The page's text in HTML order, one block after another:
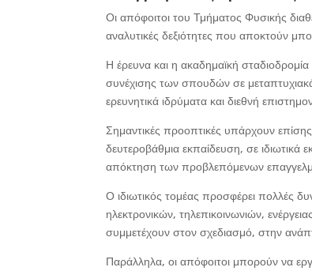
Οι απόφοιτοι του Τμήματος Φυσικής
αναλυτικές δεξιότητες που αποκτούν
Η έρευνα και η ακαδημαϊκή
συνέχισης των σπουδών σε
ερευνητικά ιδρύματα και διεθνή
Σημαντικές προοπτικές υπάρχουν
δευτεροβάθμια εκπαίδευση, σε ιδιωτικά
απόκτηση των προβλεπόμενων
Ο ιδιωτικός τομέας προσφέρει πολλές
ηλεκτρονικών, τηλεπικοινωνιών,
συμμετέχουν στον σχεδιασμό, στην
Παράλληλα, οι απόφοιτοι μπορούν να